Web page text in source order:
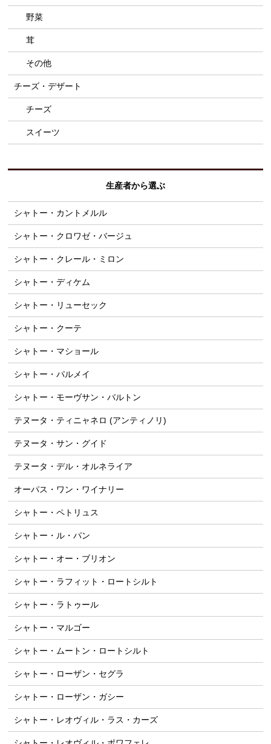
野菜
茸
その他
チーズ・デザート
チーズ
スイーツ
生産者から選ぶ
シャトー・カントメルル
シャトー・クロワゼ・バージュ
シャトー・クレール・ミロン
シャトー・ディケム
シャトー・リューセック
シャトー・クーテ
シャトー・マショール
シャトー・パルメイ
シャトー・モーヴサン・バルトン
テヌータ・ティニャネロ (アンティノリ)
テヌータ・サン・グイド
テヌータ・デル・オルネライア
オーパス・ワン・ワイナリー
シャトー・ペトリュス
シャトー・ル・パン
シャトー・オー・ブリオン
シャトー・ラフィット・ロートシルト
シャトー・ラトゥール
シャトー・マルゴー
シャトー・ムートン・ロートシルト
シャトー・ローザン・セグラ
シャトー・ローザン・ガシー
シャトー・レオヴィル・ラス・カーズ